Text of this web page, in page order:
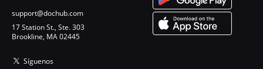
support@dochub.com
17 Station St., Ste. 303
Brookline, MA 02445
Síguenos